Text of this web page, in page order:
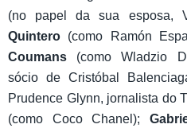
(no papel da sua esposa,
Quintero (como Ramón
Coumans (como Wladzio
sócio de Cristóbal
Prudence Glynn, jornalista do
(como Coco Chanel);